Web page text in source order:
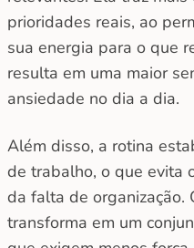
prioridades reais, ao
sua energia para o que
resulta em uma maior
ansiedade no dia a dia.
Além disso, a rotina
de trabalho, o que evita
da falta de organização.
transforma em um